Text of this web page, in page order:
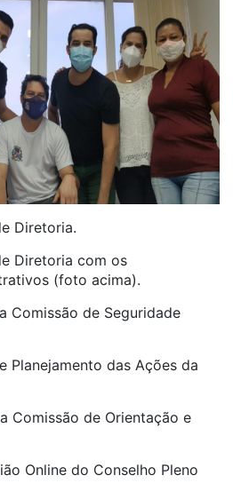
Diretoria.
Diretoria com os
(foto acima).
Comissão de Seguridade
Planejamento das Ações da
Comissão de Orientação e
Online do Conselho Pleno